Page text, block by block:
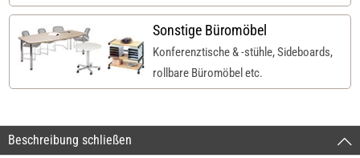
Sonstige Büromöbel
Konferenztische & -stühle, Sideboards,
rollbare Büromöbel etc.
Beschreibung schließen